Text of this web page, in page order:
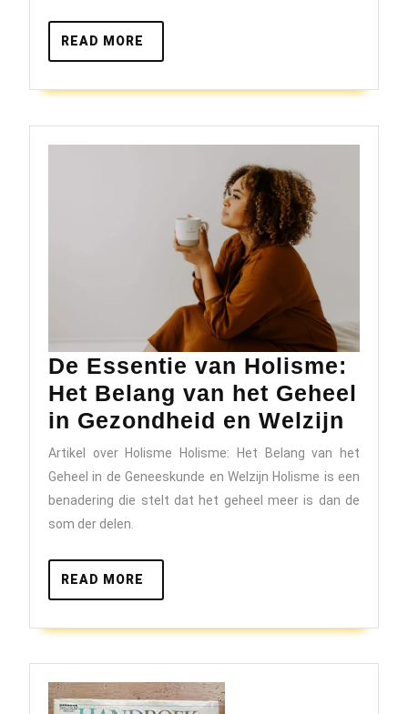
een
therapeut
READ MORE
MORE
De Essentie van Holisme:
Het Belang van het Geheel
in Gezondheid en Welzijn
van
in
Artikel over Holisme Holisme: Het Belang van het
Geheel in de Geneeskunde en Welzijn Holisme is een
benadering die stelt dat het geheel meer is dan de
som der delen.
READ MORE
MORE